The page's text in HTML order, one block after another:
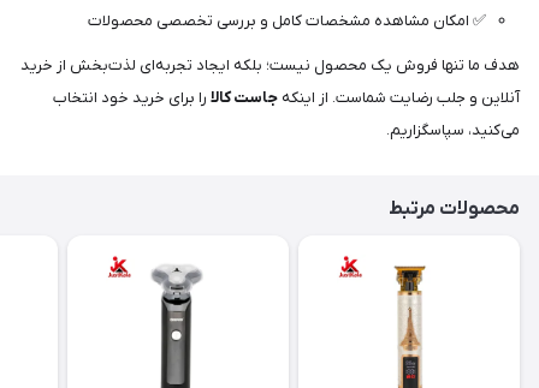
✅ امکان مشاهده مشخصات کامل و بررسی تخصصی محصولات
هدف ما تنها فروش یک محصول نیست؛ بلکه ایجاد تجربه‌ای لذت‌بخش از خرید
آنلاین و جلب رضایت شماست. از اینکه جاست کالا را برای خرید خود انتخاب
می‌کنید، سپاسگزاریم.
محصولات مرتبط